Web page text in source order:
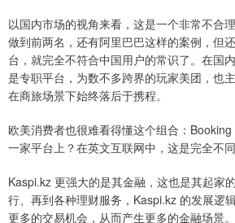
以国内市场的视角来看，这是一个非常不合
做到前两名，还有阿里巴巴这样的案例，但
台，就完全不符合中国用户的常识了。在国
是专职平台，为数不多跨界的玩家美团，也
在商旅场景下始终落后于携程。
欧美消费者也很难看得懂这个组合：
一家平台上？在英文互联网中，这是完全不同
Kaspi.kz 更强大的是其金融，这也是其起家
行、再到各种理财服务，Kaspi.kz 的发展逻
更多的交易机会，从而产生更多的金融场景。